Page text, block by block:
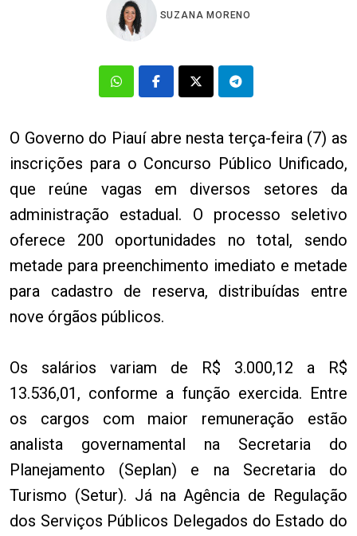
SUZANA MORENO
O Governo do Piauí abre nesta terça-feira (7) as
inscrições para o Concurso Público Unificado,
que reúne vagas em diversos setores da
administração estadual. O processo seletivo
oferece 200 oportunidades no total, sendo
metade para preenchimento imediato e metade
para cadastro de reserva, distribuídas entre
nove órgãos públicos.
Os salários variam de R$ 3.000,12 a R$
13.536,01, conforme a função exercida. Entre
os cargos com maior remuneração estão
analista governamental na Secretaria do
Planejamento (Seplan) e na Secretaria do
Turismo (Setur). Já na Agência de Regulação
dos Serviços Públicos Delegados do Estado do